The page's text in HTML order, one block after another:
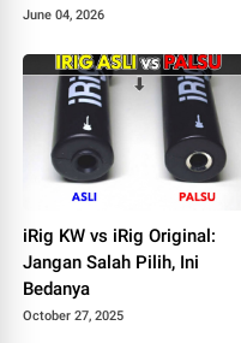
Tremolo Locking
June 04, 2026
iRig KW vs iRig Original:
Jangan Salah Pilih, Ini
Bedanya
October 27, 2025